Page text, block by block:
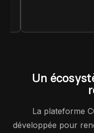
Un
La plateforme
développée pour